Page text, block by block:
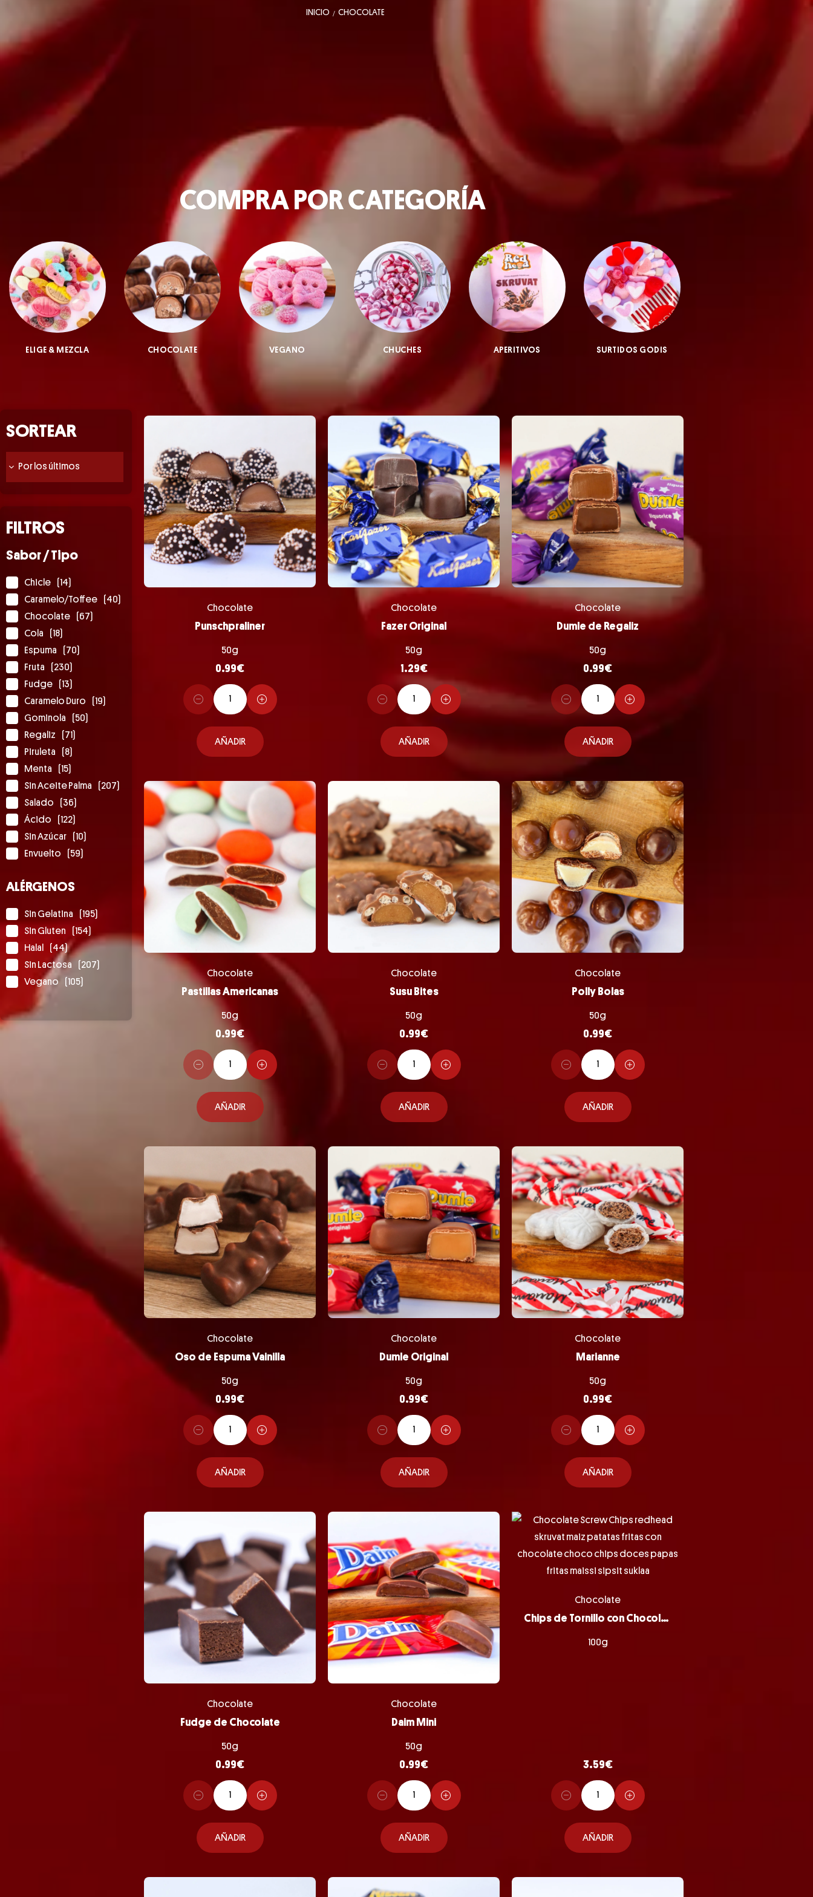
INICIO / CHOCOLATE
COMPRA POR CATEGORÍA
ELIGE & MEZCLA CHOCOLATE VEGANO CHUCHES APERITIVOS SURTIDOS GODIS
SORTEAR
FILTROS
Sabor / Tipo
Chicle
(14)
Caramelo/Toffee
(40)
Chocolate
(67)
Cola
(18)
Espuma
(70)
Fruta
(230)
Fudge
(13)
Caramelo Duro
(19)
Gominola
(50)
Regaliz
(71)
Piruleta
(8)
Menta
(15)
Sin Aceite Palma
(207)
Salado
(36)
Ácido
(122)
Sin Azúcar
(10)
Envuelto
(59)
ALÉRGENOS
Sin Gelatina
(195)
Sin Gluten
(154)
Halal
(44)
Sin Lactosa
(207)
Vegano
(105)
Chocolate
Punschpraliner
50g
0.99€
AÑADIR
Chocolate
Fazer Original
50g
1.29€
AÑADIR
Chocolate
Dumle de Regaliz
50g
0.99€
AÑADIR
Chocolate
Pastillas Americanas
50g
0.99€
AÑADIR
Chocolate
Susu Bites
50g
0.99€
AÑADIR
Chocolate
Polly Bolas
50g
0.99€
AÑADIR
Chocolate
Oso de Espuma Vainilla
50g
0.99€
AÑADIR
Chocolate
Dumle Original
50g
0.99€
AÑADIR
Chocolate
Marianne
50g
0.99€
AÑADIR
Chocolate
Fudge de Chocolate
50g
0.99€
AÑADIR
Chocolate
Daim Mini
50g
0.99€
AÑADIR
Chocolate
Chips de Tornillo con Chocolate
100g
3.59€
AÑADIR